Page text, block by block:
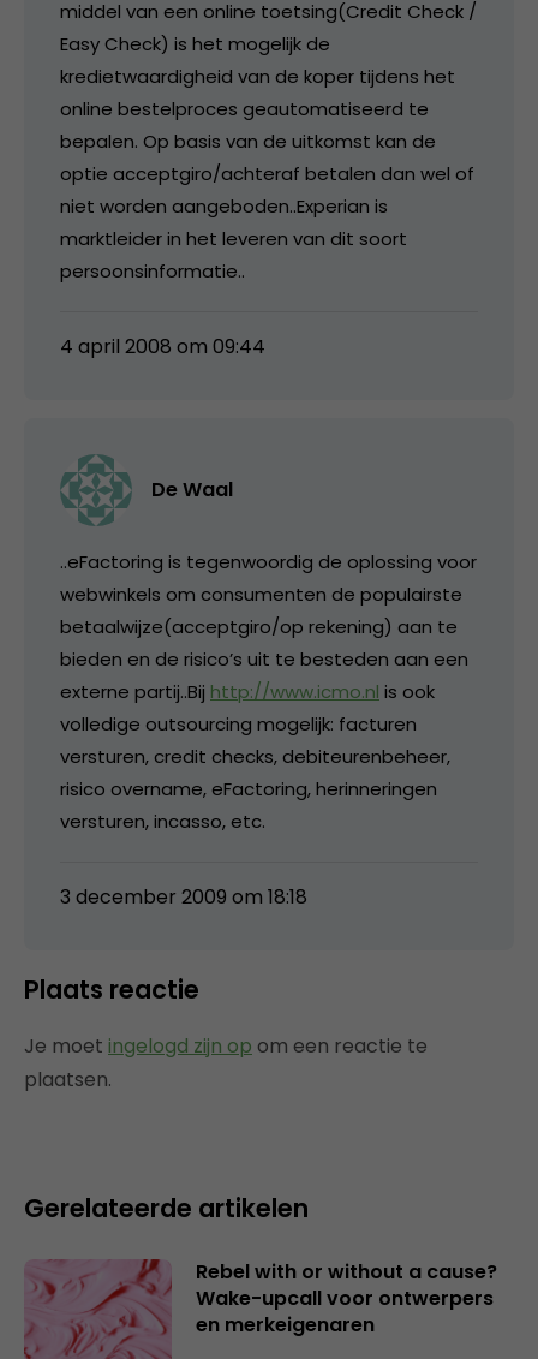
middel van een online toetsing(Credit Check /
Easy Check) is het mogelijk de
kredietwaardigheid van de koper tijdens het
online bestelproces geautomatiseerd te
bepalen. Op basis van de uitkomst kan de
optie acceptgiro/achteraf betalen dan wel of
niet worden aangeboden..Experian is
marktleider in het leveren van dit soort
persoonsinformatie..
4 april 2008 om 09:44
De Waal
..eFactoring is tegenwoordig de oplossing voor
webwinkels om consumenten de populairste
betaalwijze(acceptgiro/op rekening) aan te
bieden en de risico’s uit te besteden aan een
externe partij..Bij http://www.icmo.nl is ook
volledige outsourcing mogelijk: facturen
versturen, credit checks, debiteurenbeheer,
risico overname, eFactoring, herinneringen
versturen, incasso, etc.
3 december 2009 om 18:18
Plaats reactie
Je moet ingelogd zijn op om een reactie te
plaatsen.
Gerelateerde artikelen
Rebel with or without a cause?
Wake-upcall voor ontwerpers
en merkeigenaren